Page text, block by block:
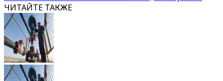
ЧИТАЙТЕ ТАКЖЕ